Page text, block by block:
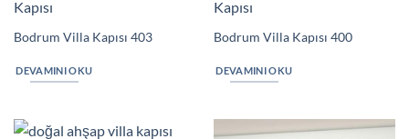
Bodrum Villa Kapısı 403
DEVAMINI OKU
Bodrum Villa Kapısı 400
DEVAMINI OKU